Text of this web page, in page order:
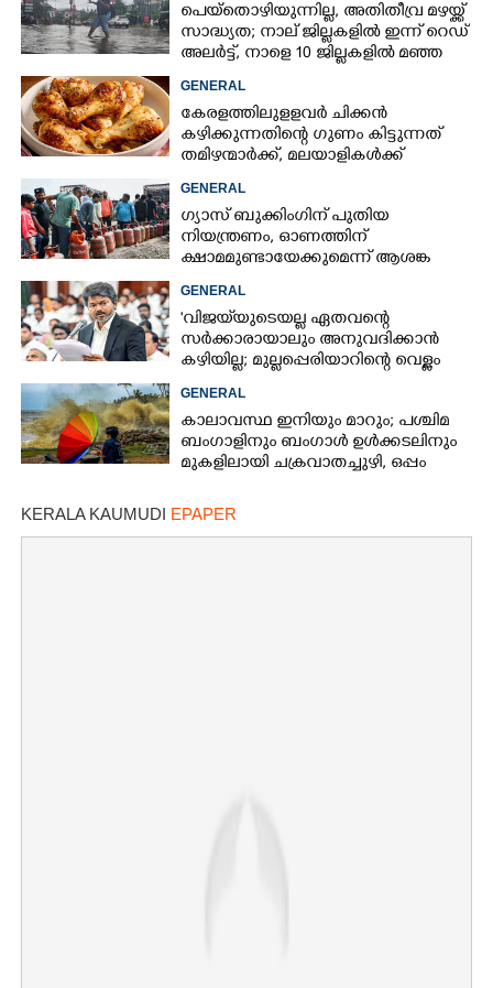
പെയ്തൊഴിയുന്നില്ല, അതിതീവ്ര മഴയ്ക്ക്
സാദ്ധ്യത;​ നാല് ജില്ലകളിൽ ഇന്ന് റെഡ്
അലർട്ട്,​ നാളെ 10 ജില്ലകളിൽ മഞ്ഞ
GENERAL
കേരളത്തിലുളളവർ ചിക്കൻ
കഴിക്കുന്നതിന്റെ ഗുണം കിട്ടുന്നത്
തമിഴന്മാർക്ക്, മലയാളികൾക്ക്
GENERAL
ഗ്യാസ് ബുക്കിംഗിന് പുതിയ
നിയന്ത്രണം, ഓണത്തിന്
ക്ഷാമമുണ്ടായേക്കുമെന്ന് ആശങ്ക
GENERAL
'വിജയ്‌യുടെയല്ല ഏതവന്റെ
സർക്കാരായാലും അനുവദിക്കാൻ
കഴിയില്ല; മുല്ലപ്പെരിയാറിന്റെ വെള്ളം
GENERAL
കാലാവസ്ഥ ഇനിയും മാറും; പശ്ചിമ
ബംഗാളിനും ബംഗാൾ ഉൾക്കടലിനും
മുകളിലായി ചക്രവാതച്ചുഴി, ഒപ്പം
KERALA KAUMUDI EPAPER